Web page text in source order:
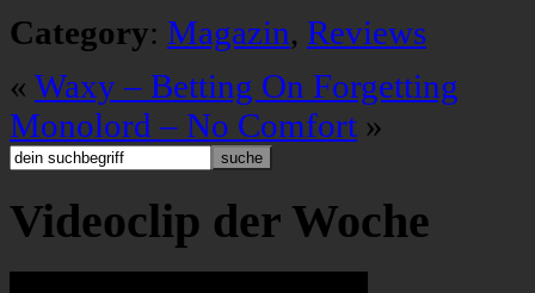
Category: Magazin, Reviews
« Waxy – Betting On Forgetting
Monolord – No Comfort »
Videoclip der Woche